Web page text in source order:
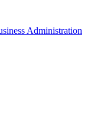
Administration